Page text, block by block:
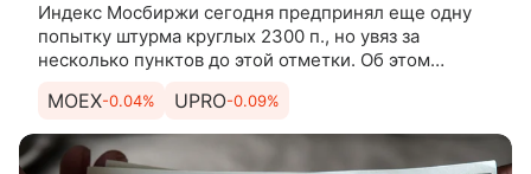
Индекс Мосбиржи сегодня предпринял еще одну
попытку штурма круглых 2300 п., но увяз за
несколько пунктов до этой отметки. Об этом
Мир инвестиций» Андрей
MOEX-0.04% UPRO-0.09%